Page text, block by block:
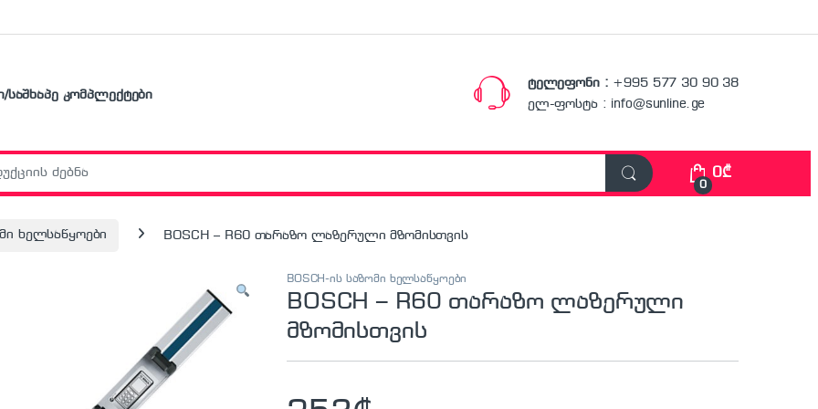
საშხაპე კომპლექტები
ტელეფონი : +995 577 30 90 38
ელ-ფოსტა : info@sunline.ge
0
0₾
ხელსაწყოები BOSCH – R60 თარაზო ლაზერული მზომისთვის
BOSCH-ის საზომი ხელსაწყოები
BOSCH – R60 თარაზო ლაზერული
მზომისთვის